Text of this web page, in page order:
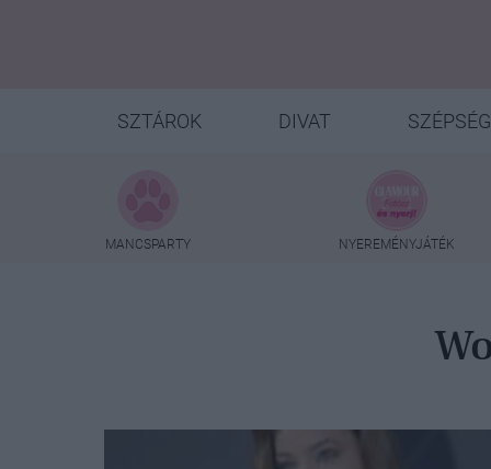
SZTÁROK DIVAT SZÉPSÉG
MANCSPARTY NYEREMÉNYJÁTÉK